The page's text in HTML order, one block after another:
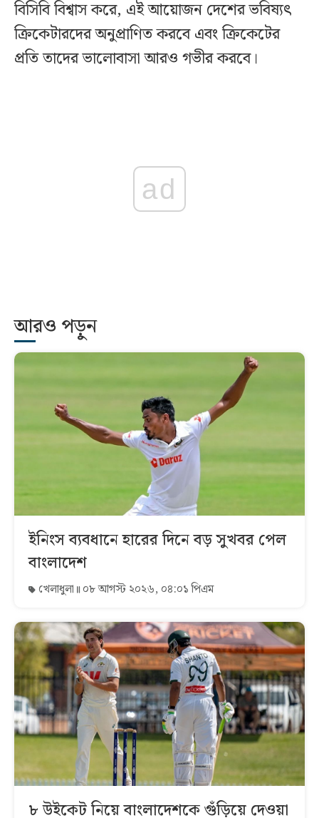
বিসিবি বিশ্বাস করে, এই আয়োজন দেশের ভবিষ্যৎ
ক্রিকেটারদের অনুপ্রাণিত করবে এবং ক্রিকেটের
প্রতি তাদের ভালোবাসা আরও গভীর করবে।
ad
আরও পড়ুন
ইনিংস ব্যবধানে হারের দিনে বড় সুখবর পেল
বাংলাদেশ
খেলাধুলা ০৮ আগস্ট ২০২৬, ০৪:০১ পিএম
৮ উইকেট নিয়ে বাংলাদেশকে গুঁড়িয়ে দেওয়া